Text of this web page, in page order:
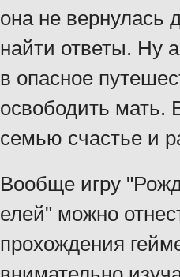
она не вернулась
найти ответы. Ну
в опасное
освободить мать.
семью счастье и
Вообще игру
елей" можно
прохождения